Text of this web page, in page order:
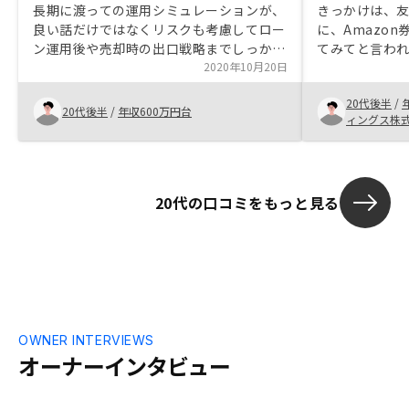
長期に渡っての運用シミュレーションが、
良い話だけではなくリスクも考慮してロー
ン運用後や売却時の出口戦略までしっかり
透明性を持ってしてくださっていたことに
好感を持ち、信頼できました。他社さんで
は節税効果や、20年後以降のシミュレー
ションがなかったり、そもそも購入時の家
賃のみでシミュレーションしているケース
討していたので、このような透明性の高い
るともっと良くなると思いました。契約記
入時に、営業担当の方ともう一人契約法務
担当の方がいらっしゃいましたが、その方
2020年10月20日
20代後半 / 年収600万円台
きっかけは、
に、Amazon
てみてと言わ
ことを担当者
投資はしなく
契約すること
20代後半 /
ィングス株
20代の口コミをもっと見る
オーナーインタビュー
OWNER INTERVIEWS